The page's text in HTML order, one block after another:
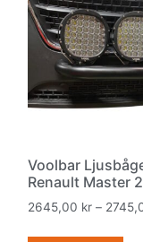
Voolbar
Renault Master
2645,00 kr –